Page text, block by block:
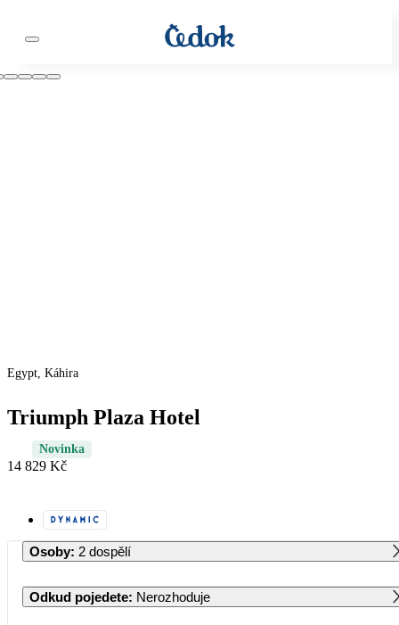
Egypt, Káhira
Triumph Plaza Hotel
Novinka
14 829 Kč
Osoby: 2 dospělí
Odkud pojedete: Nerozhoduje